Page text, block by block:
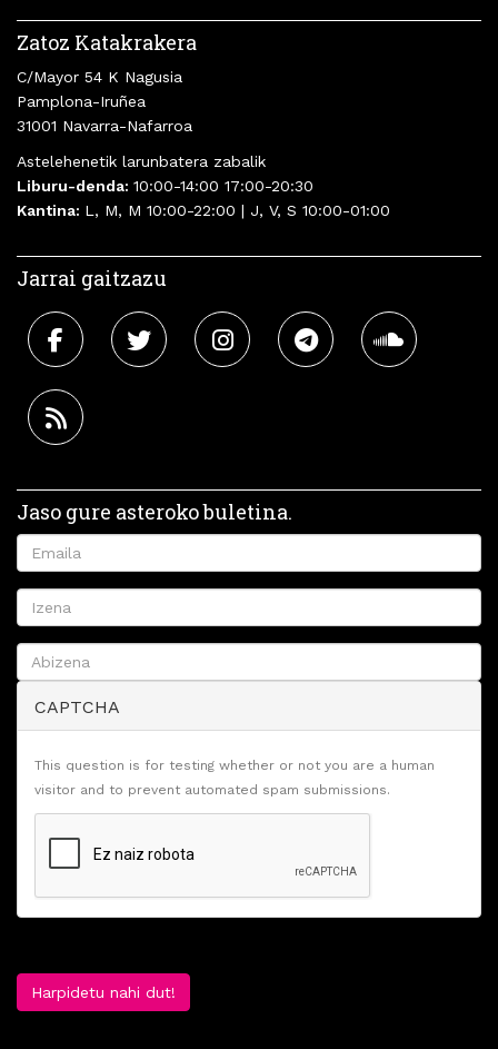
Zatoz Katakrakera
C/Mayor 54 K Nagusia
Pamplona-Iruñea
31001 Navarra-Nafarroa
Astelehenetik larunbatera zabalik
Liburu-denda: 10:00-14:00 17:00-20:30
Kantina: L, M, M 10:00-22:00 | J, V, S 10:00-01:00
Jarrai gaitzazu
Jaso gure asteroko buletina.
CAPTCHA
This question is for testing whether or not you are a human
visitor and to prevent automated spam submissions.
Harpidetu nahi dut!